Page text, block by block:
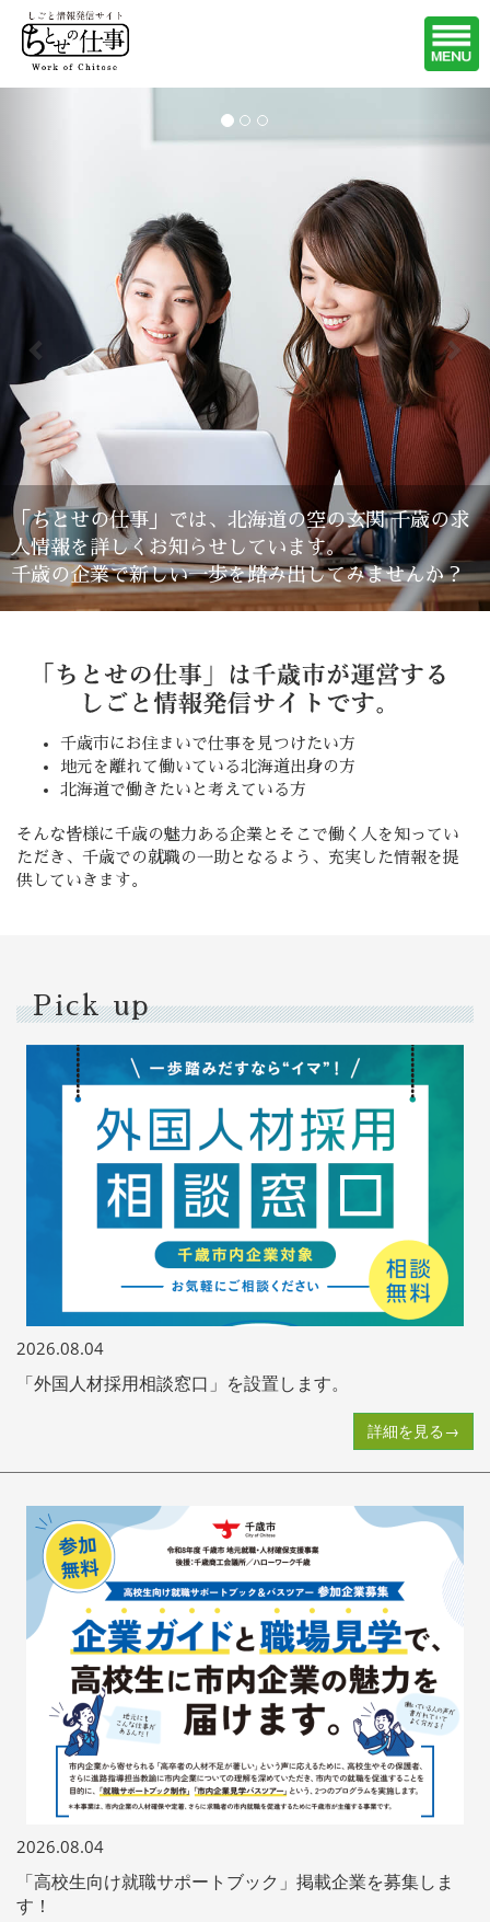
「ちとせの仕事」では、北海道の空の玄関 千歳の求
人情報を詳しくお知らせしています。
千歳の企業で新しい一歩を踏み出してみませんか？
千歳市にお住まいで仕事を見つけたい方
地元を離れて働いている北海道出身の方
北海道で働きたいと考えている方
そんな皆様に千歳の魅力ある企業とそこで働く人を知ってい
ただき、千歳での就職の一助となるよう、充実した情報を提
供していきます。
Pick up
2026.08.04
「外国人材採用相談窓口」を設置します。
詳細を見る→
2026.08.04
「高校生向け就職サポートブック」掲載企業を募集しま
す！